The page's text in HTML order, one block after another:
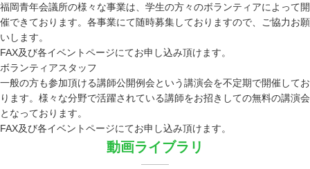
福岡青年会議所の様々な事業は、学生の方々のボランティアによって開
催できております。各事業にて随時募集しておりますので、ご協力お願
いします。
FAX及び各イベントページにてお申し込み頂けます。
ボランティアスタッフ
一般の方も参加頂ける講師公開例会という講演会を不定期で開催してお
ります。様々な分野で活躍されている講師をお招きしての無料の講演会
となっております。
FAX及び各イベントページにてお申し込み頂けます。
動画ライブラリ